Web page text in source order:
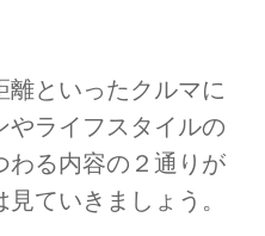
といったクルマに
やライフスタイルの
わる内容の２通りが
ていきましょう。